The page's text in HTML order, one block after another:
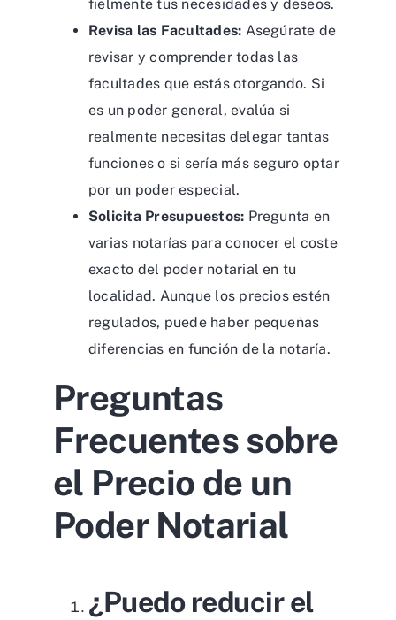
fielmente tus necesidades y deseos.
Revisa las Facultades: Asegúrate de
revisar y comprender todas las
facultades que estás otorgando. Si
es un poder general, evalúa si
realmente necesitas delegar tantas
funciones o si sería más seguro optar
por un poder especial.
Solicita Presupuestos: Pregunta en
varias notarías para conocer el coste
exacto del poder notarial en tu
localidad. Aunque los precios estén
regulados, puede haber pequeñas
diferencias en función de la notaría.
Preguntas
Frecuentes sobre
el Precio de un
Poder Notarial
¿Puedo reducir el